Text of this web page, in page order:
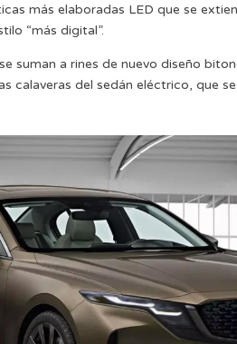
más elaboradas LED que se
“más digital”.
suman a rines de nuevo diseño
calaveras del sedán eléctrico, que